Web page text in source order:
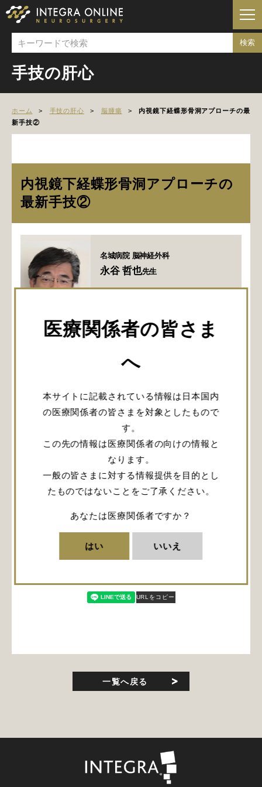
医療関係者の皆さま
へ
本サイトに記載されている情報は日本国内
の医療関係者の皆さまを対象としたもので
す。
この先の情報は医療関係者の向けの情報と
なります。
一般の皆さまに対する情報提供を目的とし
たものではないことをご了承ください。
あなたは医療関係者ですか？
はい いいえ
手技の肝心
ホーム 手技の肝心 脳腫瘍
内視鏡下経蝶形骨洞アプローチの最
新手技②
内視鏡下経蝶形骨洞アプローチの
最新手技②
名城病院 脳神経外科
永谷 哲也先生
第2回目は、Rotating-dissection techniqueについ
れていただきました。内視鏡のメリットを最大限に
生かすための手術器具の工夫なども参考になりま
す。また、アプローチ面からの工夫とポイントをご
解説いただいています。
閲覧にはログインが必要です。
ログイン
URLをコピー
一覧へ戻る